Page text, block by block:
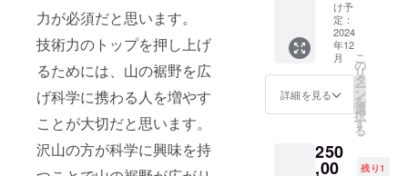
力が必須だと思います。
技術力のトップを押し上げ
るためには、山の裾野を広
げ科学に携わる人を増やす
ことが大切だと思います。
沢山の方が科学に興味を持
ボで行
われる
場合も
ござい
ます。
予めご
了承く
ださ
多数の
場合、
らに未
発売の
サンプ
ル品も1
本お付
けしま
す。 ＜
内容＞
リーン
・周期
いた白
衣～オ
リジナ
ル1～
オリジ
ナルの
白衣を
作ろう
夢が、
上野屋
け予
定：
2024
年12
月
詳細を見る
こ
の
リ
タ
ー
ン
を
選
択
す
る
250
,00 残り1